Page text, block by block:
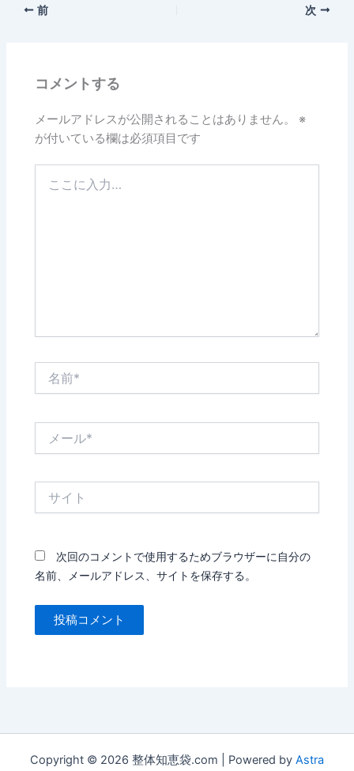
前 次
コメントする
メールアドレスが公開されることはありません。
※
が付いている欄は必須項目です
次回のコメントで使用するためブラウザーに自分の
名前、メールアドレス、サイトを保存する。
Copyright © 2026 整体知恵袋.com | Powered by Astra